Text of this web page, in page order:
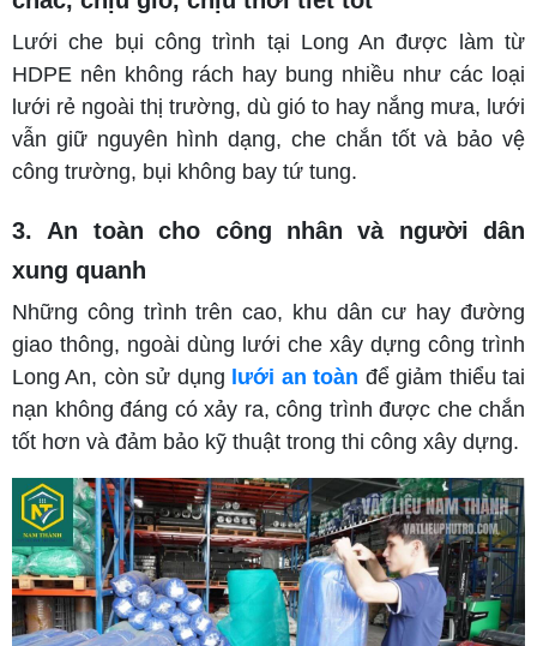
Lưới che bụi công trình tại Long An được làm từ
HDPE nên không rách hay bung nhiều như các loại
lưới rẻ ngoài thị trường, dù gió to hay nắng mưa, lưới
vẫn giữ nguyên hình dạng, che chắn tốt và bảo vệ
công trường, bụi không bay tứ tung.
3. An toàn cho công nhân và người dân
xung quanh
Những công trình trên cao, khu dân cư hay đường
giao thông, ngoài dùng lưới che xây dựng công trình
Long An, còn sử dụng lưới an toàn để giảm thiểu tai
nạn không đáng có xảy ra, công trình được che chắn
tốt hơn và đảm bảo kỹ thuật trong thi công xây dựng.